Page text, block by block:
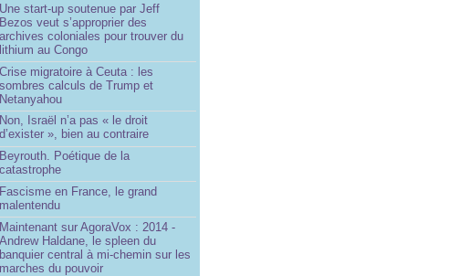
Une start-up soutenue par Jeff
Bezos veut s’approprier des
archives coloniales pour trouver du
lithium au Congo
Crise migratoire à Ceuta : les
sombres calculs de Trump et
Netanyahou
Non, Israël n’a pas « le droit
d’exister », bien au contraire
Beyrouth. Poétique de la
catastrophe
Fascisme en France, le grand
malentendu
Maintenant sur AgoraVox : 2014 -
Andrew Haldane, le spleen du
banquier central à mi-chemin sur les
marches du pouvoir